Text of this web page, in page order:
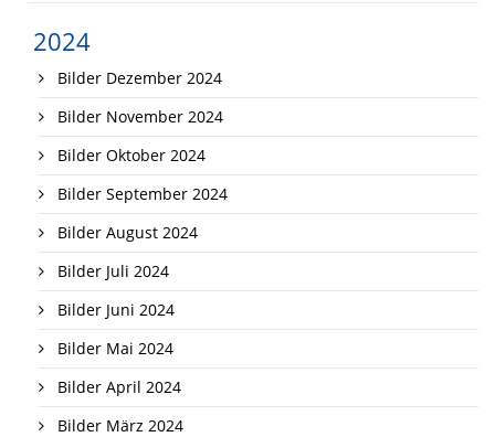
2024
Bilder Dezember 2024
Bilder November 2024
Bilder Oktober 2024
Bilder September 2024
Bilder August 2024
Bilder Juli 2024
Bilder Juni 2024
Bilder Mai 2024
Bilder April 2024
Bilder März 2024